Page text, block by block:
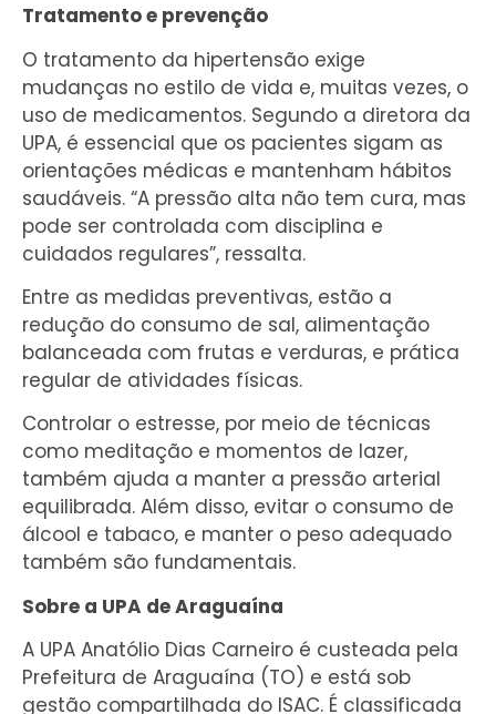
Tratamento e prevenção
O tratamento da hipertensão exige
mudanças no estilo de vida e, muitas vezes, o
uso de medicamentos. Segundo a diretora da
UPA, é essencial que os pacientes sigam as
orientações médicas e mantenham hábitos
saudáveis. “A pressão alta não tem cura, mas
pode ser controlada com disciplina e
cuidados regulares”, ressalta.
Entre as medidas preventivas, estão a
redução do consumo de sal, alimentação
balanceada com frutas e verduras, e prática
regular de atividades físicas.
Controlar o estresse, por meio de técnicas
como meditação e momentos de lazer,
também ajuda a manter a pressão arterial
equilibrada. Além disso, evitar o consumo de
álcool e tabaco, e manter o peso adequado
também são fundamentais.
Sobre a UPA de Araguaína
A UPA Anatólio Dias Carneiro é custeada pela
Prefeitura de Araguaína (TO) e está sob
gestão compartilhada do ISAC. É classificada